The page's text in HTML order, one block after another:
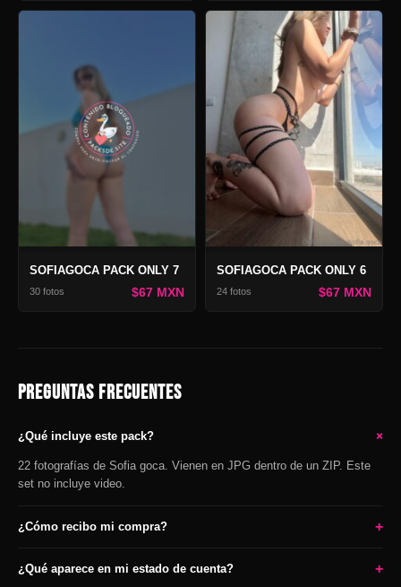
SOFIAGOCA PACK ONLY 7
30 fotos $67 MXN
SOFIAGOCA PACK ONLY 6
24 fotos $67 MXN
PREGUNTAS FRECUENTES
¿Qué incluye este pack? +
22 fotografías de Sofia goca. Vienen en JPG dentro de un ZIP. Este
set no incluye video.
¿Cómo recibo mi compra? +
¿Qué aparece en mi estado de cuenta? +